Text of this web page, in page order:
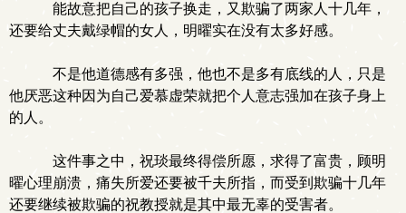
能故意把自己的孩子换走，又欺骗了两家人十几年，
还要给丈夫戴绿帽的女人，明曜实在没有太多好感。
不是他道德感有多强，他也不是多有底线的人，只是
他厌恶这种因为自己爱慕虚荣就把个人意志强加在孩子身上
的人。
这件事之中，祝琰最终得偿所愿，求得了富贵，顾明
曜心理崩溃，痛失所爱还要被千夫所指，而受到欺骗十几年
还要继续被欺骗的祝教授就是其中最无辜的受害者。